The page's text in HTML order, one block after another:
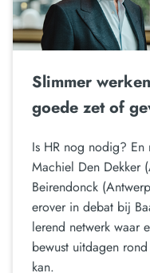
Slimmer
goede zet of
Is HR nog nodig? En
Machiel Den Dekker
Beirendonck
erover in debat bij
lerend netwerk waar
bewust uitdagen
kan.